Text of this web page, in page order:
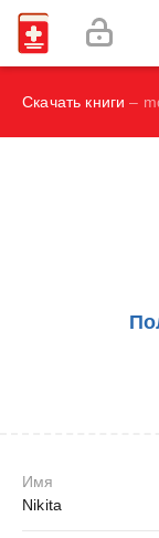
И.В., Брегель
Фокин В. А.
Скачать книги –
Имя
Nikita